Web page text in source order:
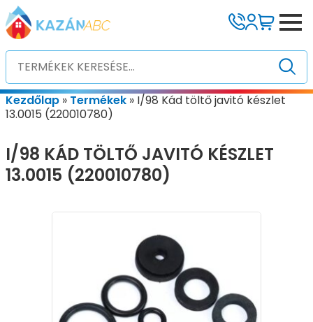
Kezdőlap » Termékek » I/98 Kád töltő javitó készlet
13.0015 (220010780)
I/98 KÁD TÖLTŐ JAVITÓ KÉSZLET
13.0015 (220010780)